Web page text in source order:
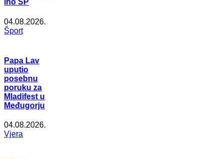
ino SP
04.08.2026.
Šport
Papa Lav
uputio
posebnu
poruku za
Mladifest u
Međugorju
04.08.2026.
Vjera